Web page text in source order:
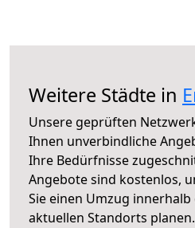
Weitere Städte in
Unsere geprüften
Ihnen unverbindliche
Ihre Bedürfnisse
Angebote sind kostenlos,
Sie einen Umzug
aktuellen Standorts planen.